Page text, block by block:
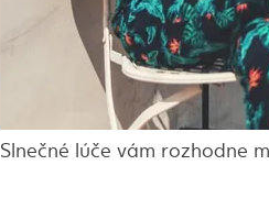
Slnečné lúče vám rozhodne